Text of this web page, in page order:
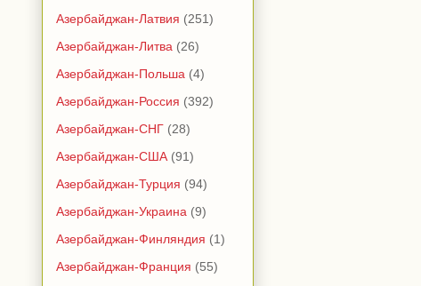
Азербайджан-Латвия (251)
Азербайджан-Литва (26)
Азербайджан-Польша (4)
Азербайджан-Россия (392)
Азербайджан-СНГ (28)
Азербайджан-США (91)
Азербайджан-Турция (94)
Азербайджан-Украина (9)
Азербайджан-Финляндия (1)
Азербайджан-Франция (55)